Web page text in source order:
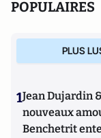
POPULAIRES
PLUS
1Jean Dujardin
nouveaux
Benchetrit